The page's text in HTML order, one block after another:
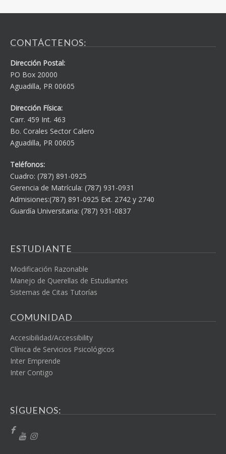
CONTÁCTENOS:
Dirección Postal:
PO Box 20000
Aguadilla, PR 00605
Dirección Física:
Carr. 459 Int. 463
Bo. Corales Sector Calero
Aguadilla, PR 00605
Teléfonos:
Cuadro: (787) 891-0925
Gerencia de Matrícula: (787) 931-0931
Admisiones:(787) 891-0925 Ext. 2742 y 2740
Guardía Universitaria: (787) 931-0837
ESTUDIANTE
Modificación Razonable
Manejo de Querellas de Estudiantes
Sistemas de Citas Tutorías
COMUNIDAD
Accesibilidad/Accessibility
Clínica de Servicios Psicológicos
Inter Emprende
Inter Contigo
SÍGUENOS: